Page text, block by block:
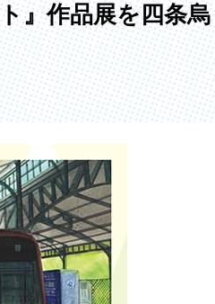
国際文化学部
（2026年度募集停止）
カートゥーンコース
（2025年度募集停止）
創造情報学部
（仮称・構想中／2028年
度開設予定）
』作品展を四条烏